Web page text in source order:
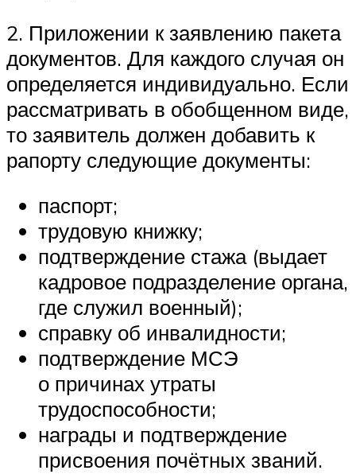
2. Приложении к заявлению пакета
документов. Для каждого случая он
определяется индивидуально. Если
рассматривать в обобщенном виде,
то заявитель должен добавить к
рапорту следующие документы:
паспорт;
трудовую книжку;
подтверждение стажа (выдает
кадровое подразделение органа,
где служил военный);
справку об инвалидности;
подтверждение МСЭ
о причинах утраты
трудоспособности;
награды и подтверждение
присвоения почётных званий.